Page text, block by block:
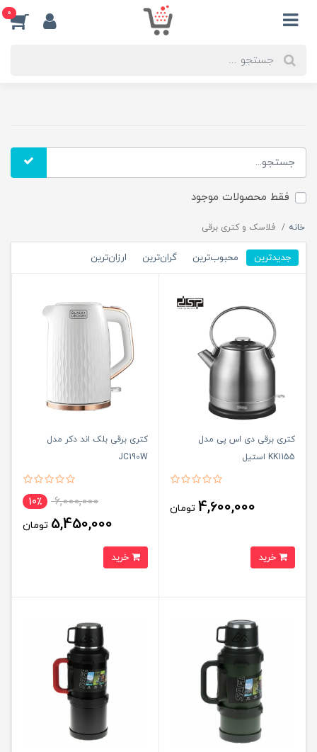
0
فقط محصولات موجود
خانه فلاسک و کتری برقی
جدیدترین محبوب‌ترین گران‌ترین ارزان‌ترین
کتری برقی دی اس پی مدل
KK1155 استیل
4,600,000 تومان
کتری برقی بلک اند دکر مدل
JC190W
6,000,000 10٪
5,450,000 تومان